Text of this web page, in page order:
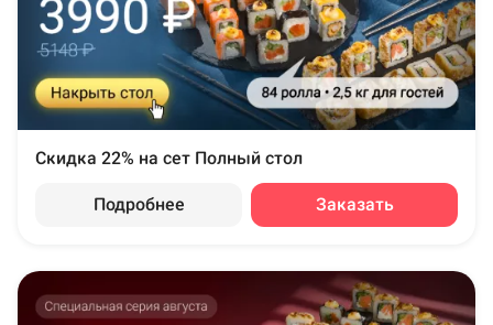
Скидка 22% на сет Полный стол
Подробнее Заказать